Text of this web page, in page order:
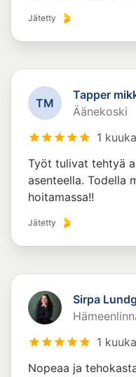
Jätetty
TM
Tapper
Äänekoski
1
Työt tulivat tehtyä
asenteella. Todella
hoitamassa!!
Jätetty
Sirpa
1
Nopeaa ja